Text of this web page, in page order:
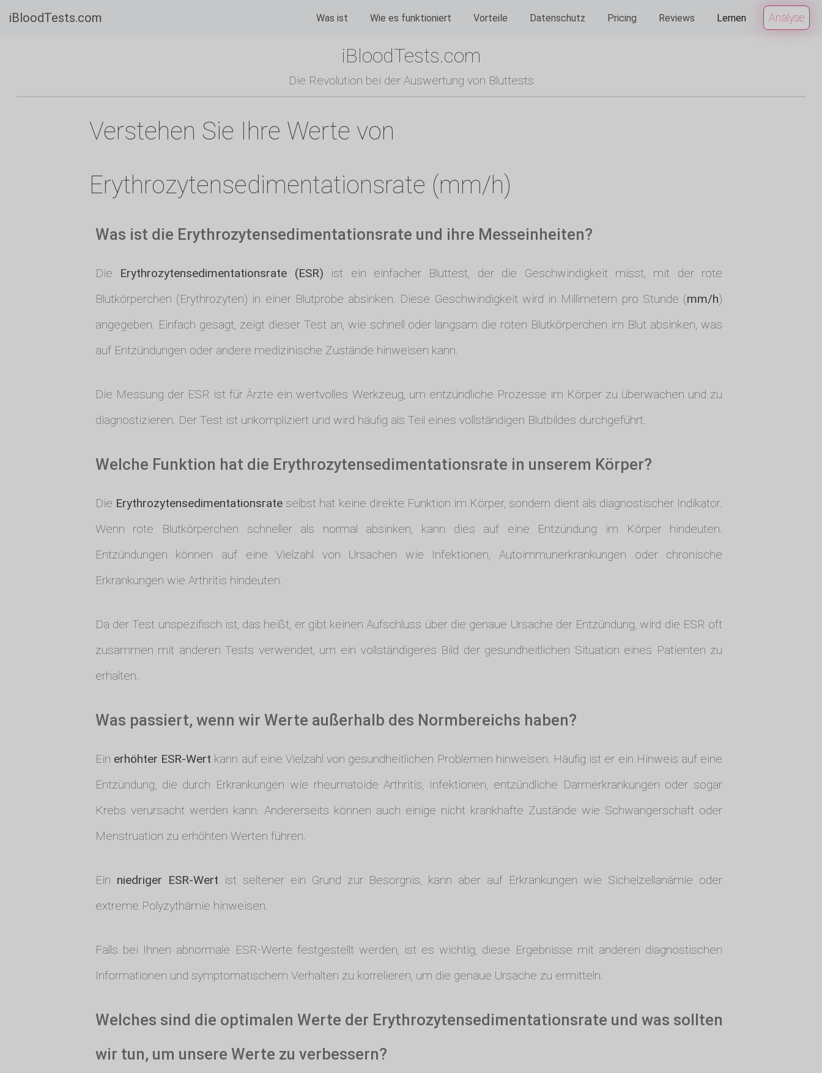
iBloodTests.com Was ist Wie es funktioniert Vorteile Datenschutz Pricing Reviews Lernen Analyse
iBloodTests.com
Die Revolution bei der Auswertung von Bluttests
Verstehen Sie Ihre Werte von
Erythrozytensedimentationsrate (mm/h)
Was ist die Erythrozytensedimentationsrate und ihre Messeinheiten?
Die Erythrozytensedimentationsrate (ESR) ist ein einfacher Bluttest, der die Geschwindigkeit misst, mit der rote
Blutkörperchen (Erythrozyten) in einer Blutprobe absinken. Diese Geschwindigkeit wird in Millimetern pro Stunde (mm/h)
angegeben. Einfach gesagt, zeigt dieser Test an, wie schnell oder langsam die roten Blutkörperchen im Blut absinken, was
auf Entzündungen oder andere medizinische Zustände hinweisen kann.
Die Messung der ESR ist für Ärzte ein wertvolles Werkzeug, um entzündliche Prozesse im Körper zu überwachen und zu
diagnostizieren. Der Test ist unkompliziert und wird häufig als Teil eines vollständigen Blutbildes durchgeführt.
Welche Funktion hat die Erythrozytensedimentationsrate in unserem Körper?
Die Erythrozytensedimentationsrate selbst hat keine direkte Funktion im Körper, sondern dient als diagnostischer Indikator.
Wenn rote Blutkörperchen schneller als normal absinken, kann dies auf eine Entzündung im Körper hindeuten.
Entzündungen können auf eine Vielzahl von Ursachen wie Infektionen, Autoimmunerkrankungen oder chronische
Erkrankungen wie Arthritis hindeuten.
Da der Test unspezifisch ist, das heißt, er gibt keinen Aufschluss über die genaue Ursache der Entzündung, wird die ESR oft
zusammen mit anderen Tests verwendet, um ein vollständigeres Bild der gesundheitlichen Situation eines Patienten zu
erhalten.
Was passiert, wenn wir Werte außerhalb des Normbereichs haben?
Ein erhöhter ESR-Wert kann auf eine Vielzahl von gesundheitlichen Problemen hinweisen. Häufig ist er ein Hinweis auf eine
Entzündung, die durch Erkrankungen wie rheumatoide Arthritis, Infektionen, entzündliche Darmerkrankungen oder sogar
Krebs verursacht werden kann. Andererseits können auch einige nicht krankhafte Zustände wie Schwangerschaft oder
Menstruation zu erhöhten Werten führen.
Ein niedriger ESR-Wert ist seltener ein Grund zur Besorgnis, kann aber auf Erkrankungen wie Sichelzellanämie oder
extreme Polyzythämie hinweisen.
Falls bei Ihnen abnormale ESR-Werte festgestellt werden, ist es wichtig, diese Ergebnisse mit anderen diagnostischen
Informationen und symptomatischem Verhalten zu korrelieren, um die genaue Ursache zu ermitteln.
Welches sind die optimalen Werte der Erythrozytensedimentationsrate und was sollten
wir tun, um unsere Werte zu verbessern?